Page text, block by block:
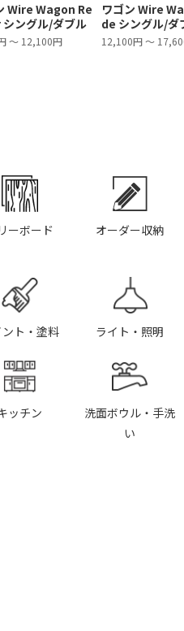
Wire Wagon Re
ングル/ダブル
～ 12,100円
ワゴン Wire
de シングル/ダ
12,100円 ～
ーボード オーダー収納
ト・塗料 ライト・照明
ッチン
洗面ボウル・手洗
い